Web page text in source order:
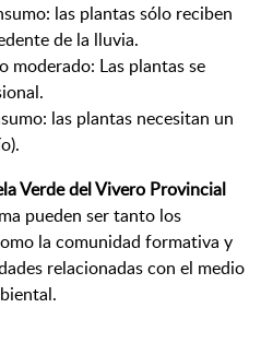
las plantas sólo reciben
de la lluvia.
moderado: Las plantas se
las plantas necesitan un
Verde del Vivero Provincial
pueden ser tanto los
la comunidad formativa y
relacionadas con el medio